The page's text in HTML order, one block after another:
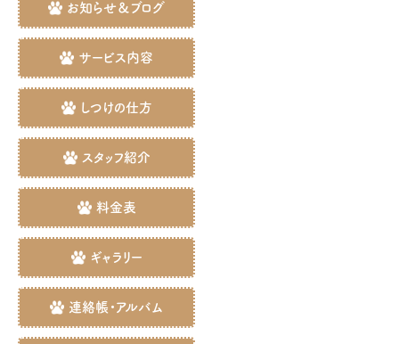
お知らせ＆ブログ
サービス内容
しつけの仕方
スタッフ紹介
料金表
ギャラリー
連絡帳・アルバム